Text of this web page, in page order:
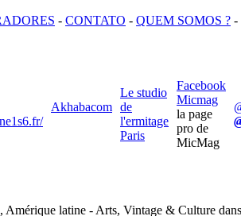
- CONTATO - QUEM SOMOS ? -
Akhabacom
Le studio
de
l'ermitage
Paris
Facebook
Micmag
la page
pro de
MicMag
latine - Arts, Vintage & Culture dans